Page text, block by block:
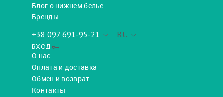
Блог о нижнем белье
Бренды
RU
+38 097 691-95-21
ВХОД
О нас
Оплата и доставка
Обмен и возврат
Контакты